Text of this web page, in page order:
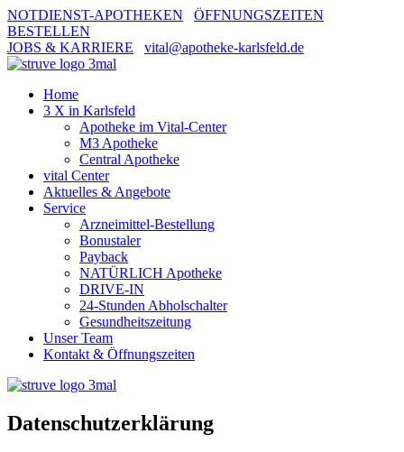
NOTDIENST-APOTHEKEN
ÖFFNUNGSZEITEN
BESTELLEN
JOBS & KARRIERE
vital@apotheke-karlsfeld.de
Home
3 X in Karlsfeld
Apotheke im Vital-Center
M3 Apotheke
Central Apotheke
vital Center
Aktuelles & Angebote
Service
Arzneimittel-Bestellung
Bonustaler
Payback
NATÜRLICH Apotheke
DRIVE-IN
24-Stunden Abholschalter
Gesundheitszeitung
Unser Team
Kontakt & Öffnungszeiten
Datenschutzerklärung